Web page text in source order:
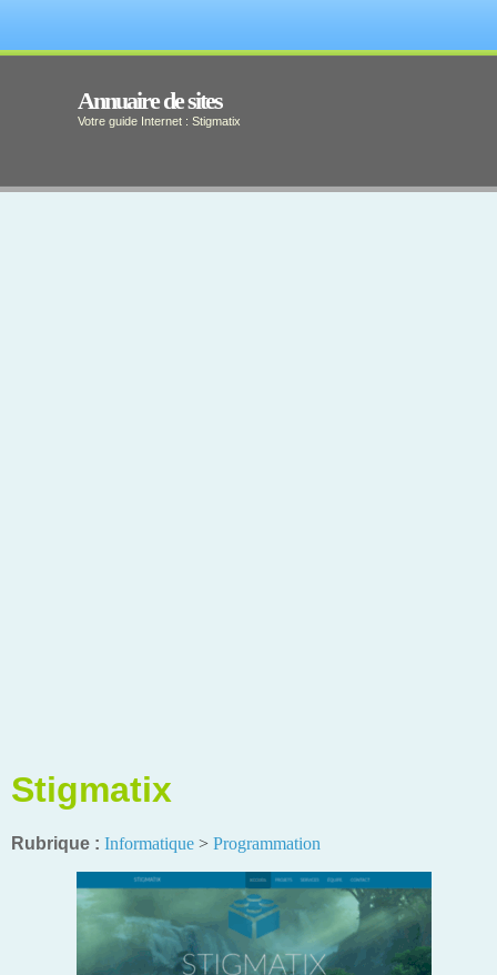
Annuaire de sites
Votre guide Internet : Stigmatix
Stigmatix
Rubrique : Informatique > Programmation